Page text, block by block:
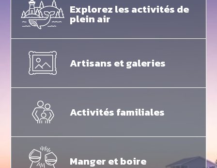
Explorez les activités de
plein air
Artisans et galeries
Activités familiales
Manger et boire